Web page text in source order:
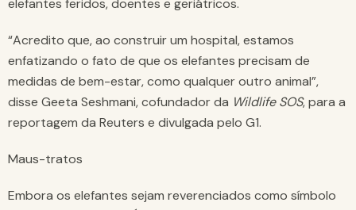
“Acredito que, ao construir um hospital, estamos
enfatizando o fato de que os elefantes precisam de
medidas de bem-estar, como qualquer outro animal”,
disse Geeta Seshmani, cofundador da Wildlife SOS, para a
reportagem da Reuters e divulgada pelo G1.
Maus-tratos
Embora os elefantes sejam reverenciados como símbolo